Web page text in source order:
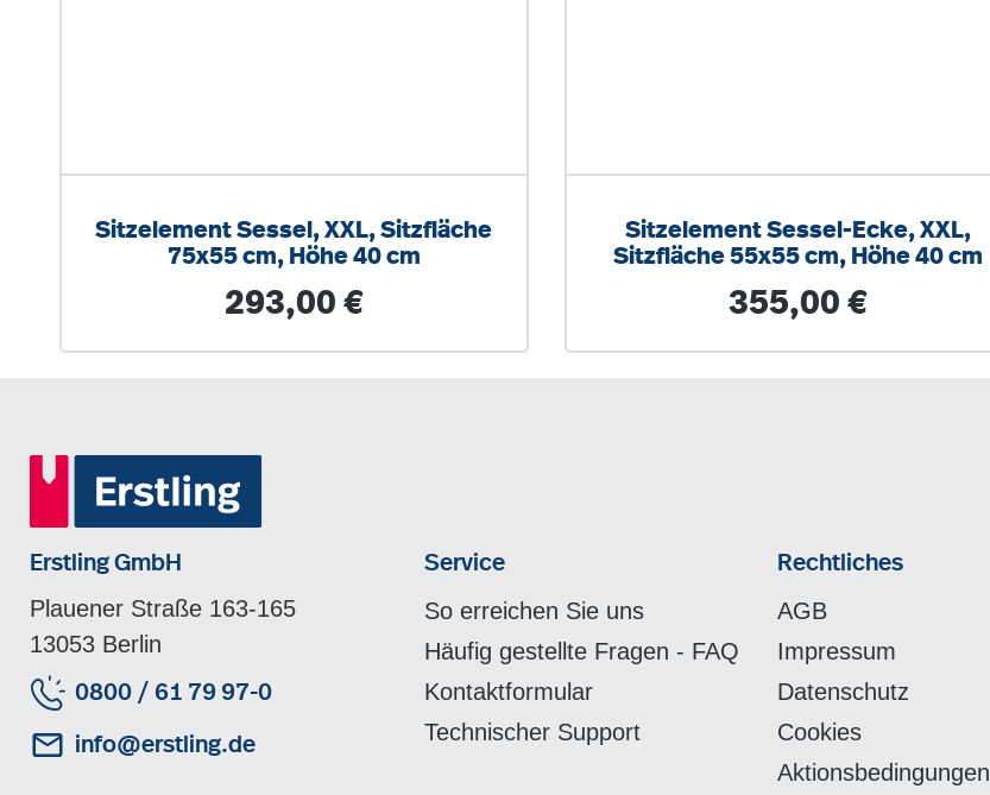
Sitzelement Sessel, XXL, Sitzfläche
75x55 cm, Höhe 40 cm
Regulärer Preis:
293,00 €
Sitzelement Sessel-Ecke, XXL,
Sitzfläche 55x55 cm, Höhe 40 cm
Regulärer Preis:
355,00 €
Erstling GmbH
Plauener Straße 163-165
13053 Berlin
0800 / 61 79 97-0
info@erstling.de
Service
So erreichen Sie uns
Häufig gestellte Fragen - FAQ
Kontaktformular
Technischer Support
Rechtliches
AGB
Impressum
Datenschutz
Cookies
Aktionsbedingungen